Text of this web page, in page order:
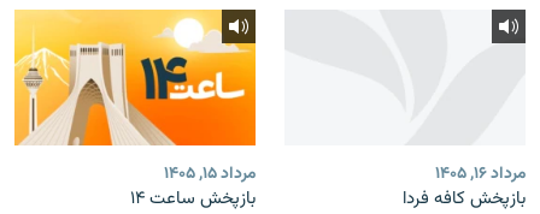
مرداد ۱۶, ۱۴۰۵
بازپخش کافه فردا
مرداد ۱۵, ۱۴۰۵
بازپخش ساعت ۱۴